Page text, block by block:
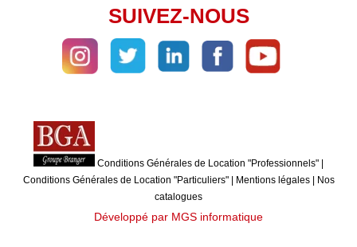
SUIVEZ-NOUS
Conditions Générales de Location "Professionnels" |
Conditions Générales de Location "Particuliers"| Mentions légales| Nos
catalogues
Développé par MGS informatique